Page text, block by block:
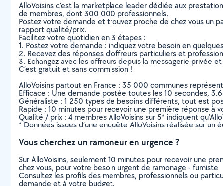
AlloVoisins c’est la marketplace leader dédiée aux
de membres, dont 300 000 professionnels.
Postez votre demande et trouvez proche de chez vous un
rapport qualité/prix.
Facilitez votre quotidien en 3 étapes :
1. Postez votre demande : indiquez votre besoin en
2. Recevez des réponses d’offreurs particuliers et
3. Echangez avec les offreurs depuis la messagerie privée
C’est gratuit et sans commission !
AlloVoisins partout en France : 35 000 communes
Efficace : Une demande postée toutes les 10 secondes,
Généraliste : 1 250 types de besoins différents, tout est
Rapide : 10 minutes pour recevoir une première réponse à
Qualité / prix : 4 membres AlloVoisins sur 5* indiquent
* Données issues d’une enquête AlloVoisins réalisée sur
Vous cherchez un ramoneur en urgence ?
Sur AlloVoisins, seulement 10 minutes pour recevoir une
chez vous, pour votre besoin urgent de ramonage - fumiste
Consultez les profils des membres, professionnels ou
demande et à votre budget.